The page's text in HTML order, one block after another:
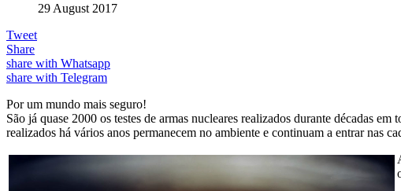
29 August 2017
Tweet
Share
share with Whatsapp
share with Telegram
Por um mundo mais seguro!
São já quase 2000 os testes de armas nucleares realizados durante décadas
realizados há vários anos permanecem no ambiente e continuam a entrar nas